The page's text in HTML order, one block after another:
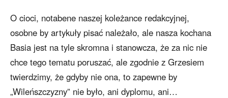
O cioci, notabene naszej koleżance redakcyjnej,
osobne by artykuły pisać należało, ale nasza kochana
Basia jest na tyle skromna i stanowcza, że za nic nie
chce tego tematu poruszać, ale zgodnie z Grzesiem
twierdzimy, że gdyby nie ona, to zapewne by
„Wileńszczyzny” nie było, ani dyplomu, ani…